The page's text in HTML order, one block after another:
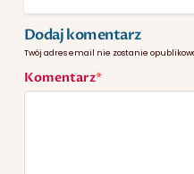
Dodaj komentarz
Twój adres email nie zostanie
Komentarz*